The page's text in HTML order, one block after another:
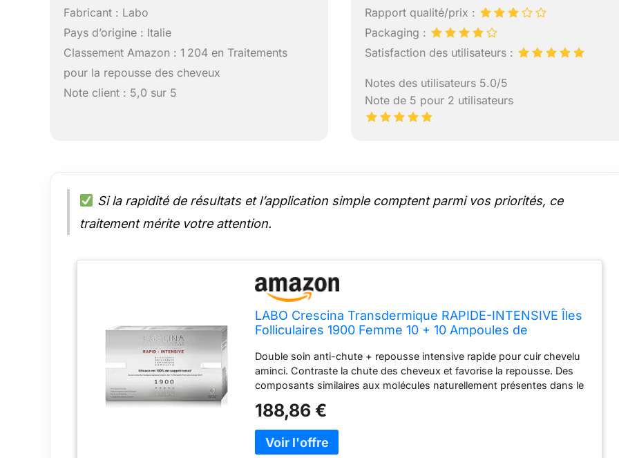
Fabricant : Labo
Pays d’origine : Italie
Classement Amazon : 1 204 en Traitements
pour la repousse des cheveux
Note client : 5,0 sur 5
Rapport qualité/prix :
Packaging :
Satisfaction des utilisateurs :
Notes des utilisateurs 5.0/5
Note de 5 pour 2 utilisateurs
Si la rapidité de résultats et l’application simple comptent parmi vos priorités, ce
traitement mérite votre attention.
LABO Crescina Transdermique RAPIDE-INTENSIVE Îles
Folliculaires 1900 Femme 10 + 10 Ampoules de
Double soin anti-chute + repousse intensive rapide pour cuir chevelu
aminci. Contraste la chute des cheveux et favorise la repousse. Des
composants similaires aux molécules naturellement présentes dans le
spécifiques pour hommes et femmes. Dosages disponibles : 1700 -
1900 - 2100 Formats disponibles : 10 +10 flacons, équivalent à un mois
de traitement ; 20 + 20 ampoules, équivalent à deux mois de
188,86 €